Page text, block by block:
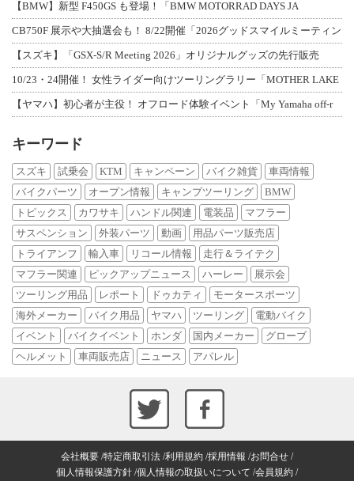
【BMW】新型 F450GS も登場！「BMW MOTORRAD DAYS JA
CB750F 展示や大抽選会も！ 8/22開催「2026グッドスマイルミーティン
【スズキ】「GSX-S/R Meeting 2026」オリジナルグッズの先行販売
10/23・24開催！ 女性ライダー向けツーリングラリー「MOTHER LAKE
【ヤマハ】初心者が主役！ オフロード体験イベント「My Yamaha off-r
キーワード
スズキ 試乗会 KTM キャンペーン バイク雑貨
車両情報
バイクパーツ
オープン情報 キャンプツーリング
BMW
トピックス
カワサキ ハンドル関連 電装品
マフラー
サスペンション
外装パーツ 動画
用品パーツ販売店
トライアンフ
輸入車 リコール情報
走行＆ライテク
マフラー関連
ピックアップニュース ハーレー
展示会
ツーリング用品
レポート ドゥカティ
モータースポーツ
海外メーカー
バイク用品 ヤマハ ツーリング
電動バイク
イベント
バイクイベント ホンダ 国内メーカー
グローブ
ヘルメット
車両販売店 ニュース アパレル
会社概要 特定商取引法 利用規約 採用情報 お問合せ
個人情報保護方針 個人情報の取扱いについて 会員規約